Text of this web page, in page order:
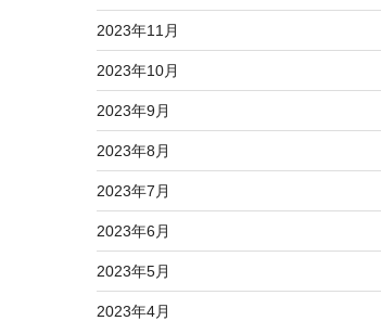
2023年11月
2023年10月
2023年9月
2023年8月
2023年7月
2023年6月
2023年5月
2023年4月